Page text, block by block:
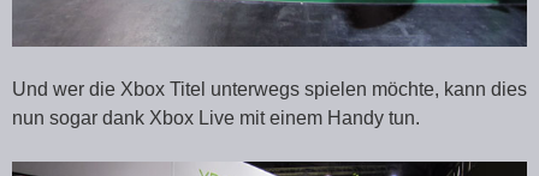
Und wer die Xbox Titel unterwegs spielen möchte, kann dies
nun sogar dank Xbox Live mit einem Handy tun.